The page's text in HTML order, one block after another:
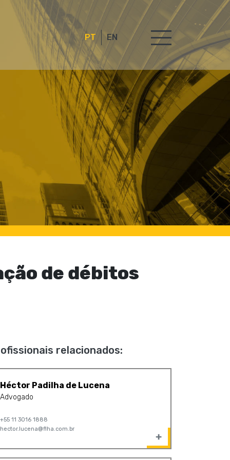
PT EN
de débitos
relacionados:
Héctor Padilha de Lucena
Advogado
+55 11 3016 1888
hector.lucena@flha.com.br